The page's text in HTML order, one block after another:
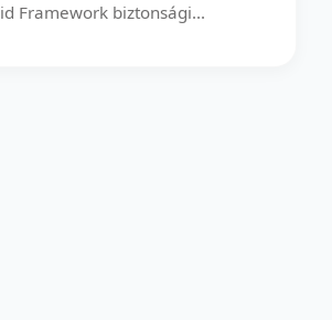
Framework biztonsági...